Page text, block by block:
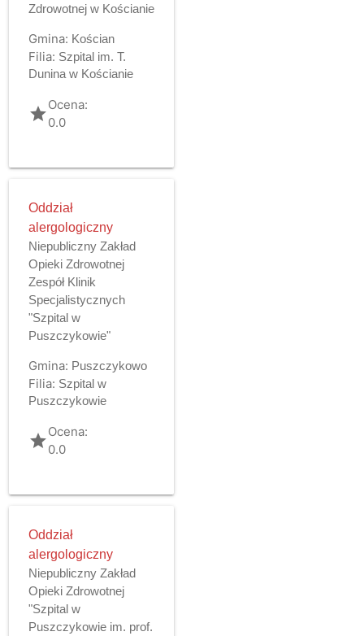
Zdrowotnej w Kościanie
Gmina: Kościan
Filia: Szpital im. T.
Dunina w Kościanie
gradeOcena:
0.0
Oddział
alergologiczny
Niepubliczny Zakład
Opieki Zdrowotnej
Zespół Klinik
Specjalistycznych
"Szpital w
Puszczykowie"
Gmina: Puszczykowo
Filia: Szpital w
Puszczykowie
gradeOcena:
0.0
Oddział
alergologiczny
Niepubliczny Zakład
Opieki Zdrowotnej
"Szpital w
Puszczykowie im. prof.